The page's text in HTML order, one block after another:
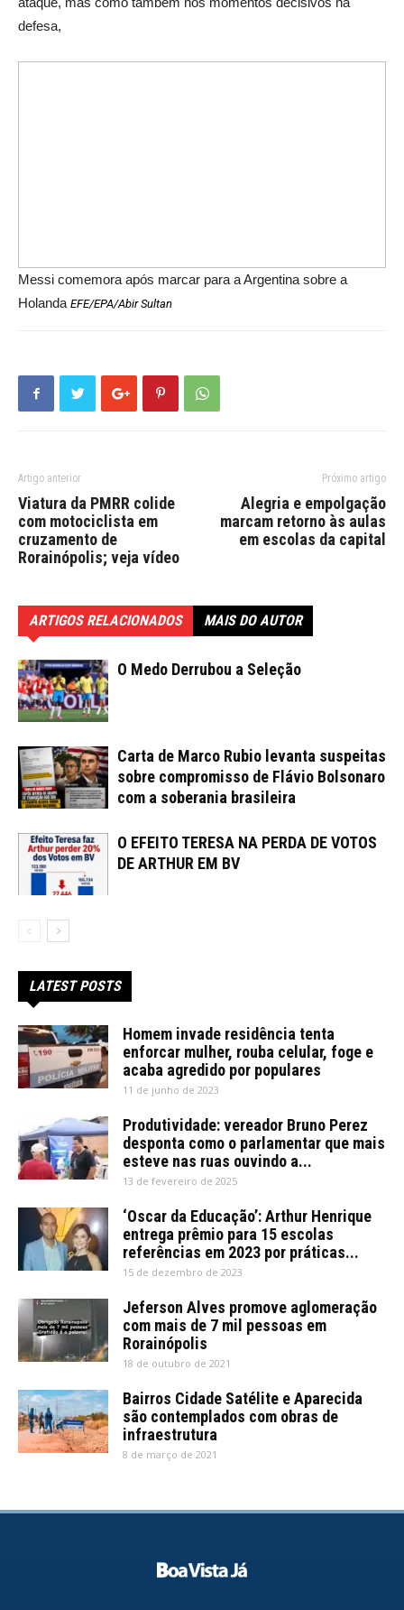
defesa,
Messi comemora após marcar para a Argentina sobre a
Holanda EFE/EPA/Abir Sultan
Artigo anterior
Viatura da PMRR colide
com motociclista em
cruzamento de
Rorainópolis; veja vídeo
Próximo artigo
Alegria e empolgação
marcam retorno às aulas
em escolas da capital
ARTIGOS RELACIONADOS MAIS DO AUTOR
O Medo Derrubou a Seleção
Carta de Marco Rubio levanta suspeitas
sobre compromisso de Flávio Bolsonaro
com a soberania brasileira
O EFEITO TERESA NA PERDA DE VOTOS
DE ARTHUR EM BV
LATEST POSTS
Homem invade residência tenta
enforcar mulher, rouba celular, foge e
acaba agredido por populares
11 de junho de 2023
Produtividade: vereador Bruno Perez
desponta como o parlamentar que mais
esteve nas ruas ouvindo a...
13 de fevereiro de 2025
‘Oscar da Educação’: Arthur Henrique
entrega prêmio para 15 escolas
referências em 2023 por práticas...
15 de dezembro de 2023
Jeferson Alves promove aglomeração
com mais de 7 mil pessoas em
Rorainópolis
18 de outubro de 2021
Bairros Cidade Satélite e Aparecida
são contemplados com obras de
infraestrutura
8 de março de 2021